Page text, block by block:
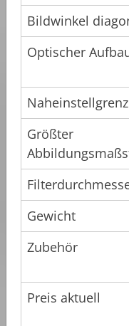
Bildwinkel
Optischer
Größter
Gewicht
Zubehör
Preis aktuell